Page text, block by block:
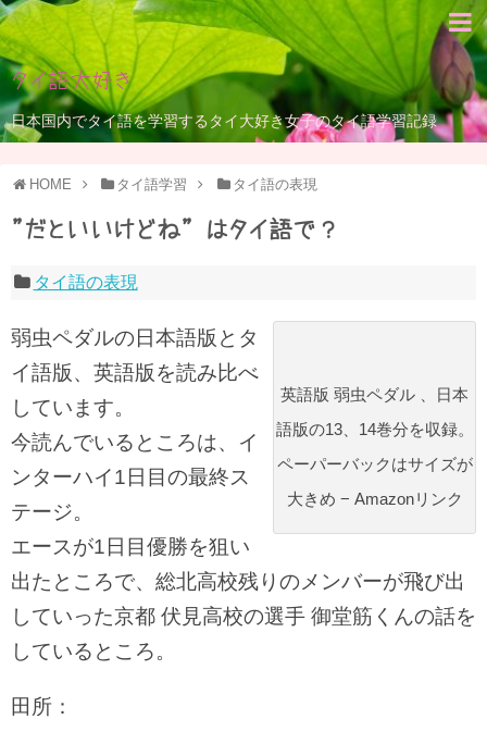
タイ語大好き
日本国内でタイ語を学習するタイ大好き女子のタイ語学習記録
HOME タイ語学習 タイ語の表現
”だといいけどね” はタイ語で？
タイ語の表現
英語版 弱虫ペダル 、日本
語版の13、14巻分を収録。
ペーパーバックはサイズが
大きめ − Amazonリンク
弱虫ペダルの日本語版とタ
イ語版、英語版を読み比べ
しています。
今読んでいるところは、イ
ンターハイ1日目の最終ス
テージ。
エースが1日目優勝を狙い
出たところで、総北高校残りのメンバーが飛び出
していった京都 伏見高校の選手 御堂筋くんの話を
しているところ。
田所：